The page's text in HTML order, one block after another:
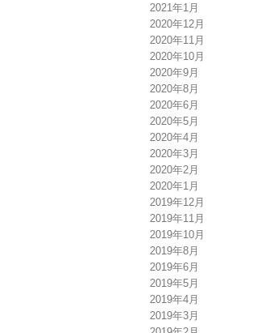
2021年1月
2020年12月
2020年11月
2020年10月
2020年9月
2020年8月
2020年6月
2020年5月
2020年4月
2020年3月
2020年2月
2020年1月
2019年12月
2019年11月
2019年10月
2019年8月
2019年6月
2019年5月
2019年4月
2019年3月